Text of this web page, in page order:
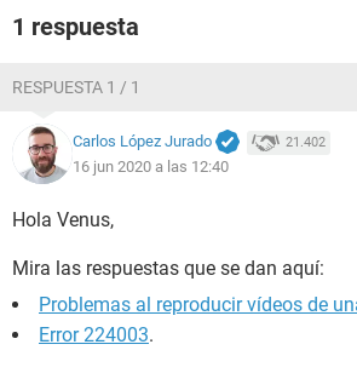
1 respuesta
RESPUESTA 1 / 1
Carlos López Jurado 21.402
16 jun 2020 a las 12:40
Hola Venus,
Mira las respuestas que se dan aquí:
Problemas al reproducir vídeos de
Error 224003.